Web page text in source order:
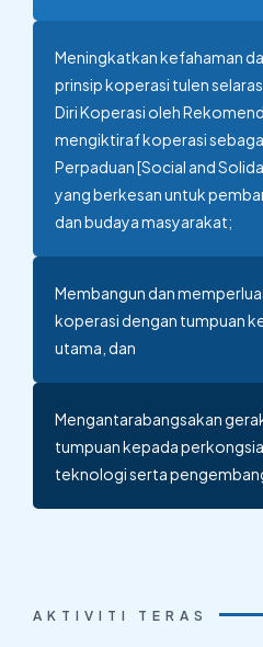
Meningkatkan kefahaman
prinsip koperasi tulen
Diri Koperasi oleh
mengiktiraf koperasi
Perpaduan [Social and
yang berkesan untuk
dan budaya masyarakat;
Membangun dan
koperasi dengan tumpuan
utama, dan
Mengantarabangsakan
tumpuan kepada
teknologi serta
AKTIVITI TERAS